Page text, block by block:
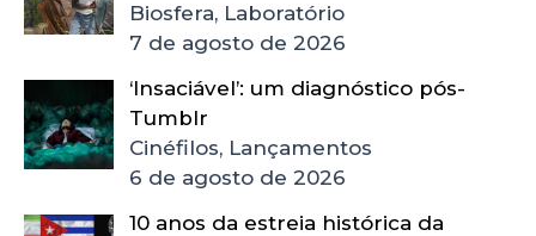
Biosfera, Laboratório
7 de agosto de 2026
‘Insaciável’: um diagnóstico pós-
Tumblr
Cinéfilos, Lançamentos
6 de agosto de 2026
10 anos da estreia histórica da